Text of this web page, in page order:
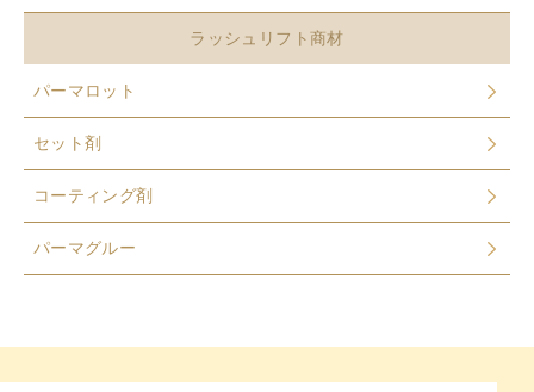
ラッシュリフト商材
パーマロット
セット剤
コーティング剤
パーマグルー